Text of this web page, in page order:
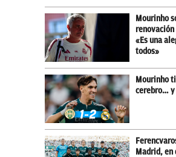
Mourinho
«Es una
todos»
Mourinho
cerebro… y
Madrid,